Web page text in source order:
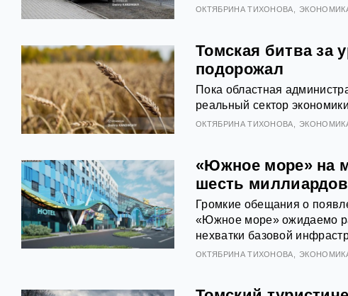
ОКТЯБРИНА ТИХОНОВА
Томская битва за
подорожал
Пока областная
реальный сектор
ОКТЯБРИНА ТИХОНОВА
«Южное море» на
шесть миллиардов
Громкие обещания о
«Южное море» ожидаемо
нехватки базовой
ОКТЯБРИНА ТИХОНОВА